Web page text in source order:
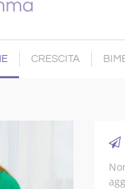
CRESCITA